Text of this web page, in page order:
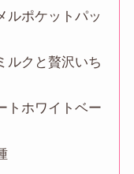
ルポケットパッ
ルクと贅沢いち
トホワイトベー